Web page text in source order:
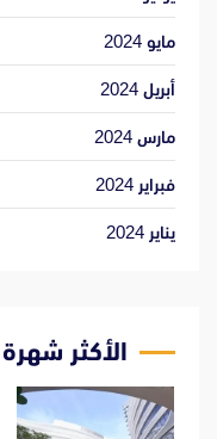
مايو 2024
أبريل 2024
مارس 2024
فبراير 2024
يناير 2024
الأكثر شهرة